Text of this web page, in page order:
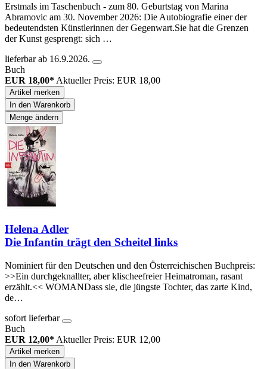
Erstmals im Taschenbuch - zum 80. Geburtstag von Marina
Abramovic am 30. November 2026: Die Autobiografie einer der
bedeutendsten Künstlerinnen der Gegenwart.Sie hat die Grenzen
der Kunst gesprengt: sich …
lieferbar ab 16.9.2026.
Buch
EUR 18,00*Aktueller Preis: EUR 18,00
Artikel merken
In den Warenkorb
Menge ändern
Helena Adler
Die Infantin trägt den Scheitel links
Nominiert für den Deutschen und den Österreichischen Buchpreis:
>>Ein durchgeknallter, aber klischeefreier Heimatroman, rasant
erzählt.<< WOMANDass sie, die jüngste Tochter, das zarte Kind,
de…
sofort lieferbar
Buch
EUR 12,00* Aktueller Preis: EUR 12,00
Artikel merken
In den Warenkorb